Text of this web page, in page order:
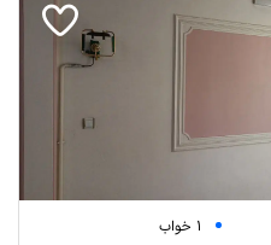
1 خواب